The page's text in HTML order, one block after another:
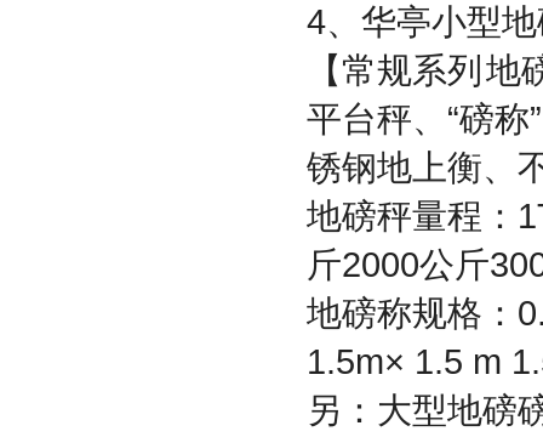
4、华亭小型
【常规系列 地
平台秤、 “磅称
锈钢地上衡、
地磅秤量程：
斤2000公斤
地磅称规格：
1.5m× 1.5 m
另：大型地磅